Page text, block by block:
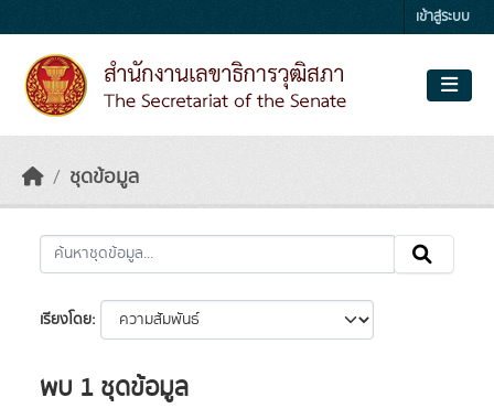
เข้าสู่ระบบ
ชุดข้อมูล
เรียงโดย
พบ 1 ชุดข้อมูล